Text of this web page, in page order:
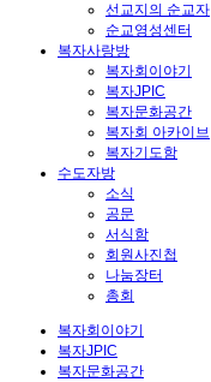
선교지의 순교자
순교영성센터
복자사랑방
복자회이야기
복자JPIC
복자문화공간
복자회 아카이브
복자기도함
수도자방
소식
공문
서식함
회원사진첩
나눔장터
총회
복자회이야기
복자JPIC
복자문화공간